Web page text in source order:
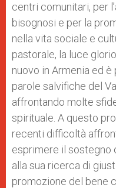
centri comunitari, per
bisognosi e per la
nella vita sociale e
pastorale, la luce
nuovo in Armenia ed
parole salvifiche del
affrontando molte
spirituale. A questo
recenti difficoltà
esprimere il sostegno
alla sua ricerca di
promozione del bene